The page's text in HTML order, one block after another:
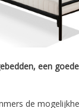
een
de